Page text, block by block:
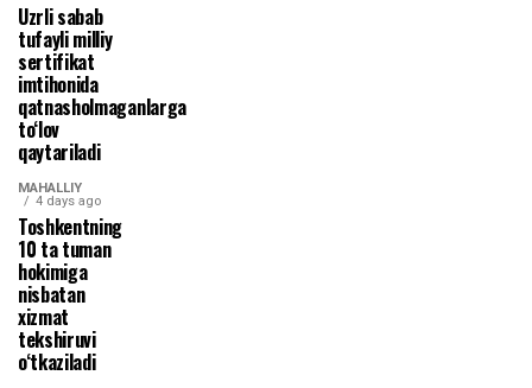
Uzrli sabab
tufayli milliy
sertifikat
imtihonida
qatnasholmaganlarga
to‘lov
qaytariladi
MAHALLIY
4 days ago
Toshkentning
10 ta tuman
hokimiga
nisbatan
xizmat
tekshiruvi
o‘tkaziladi